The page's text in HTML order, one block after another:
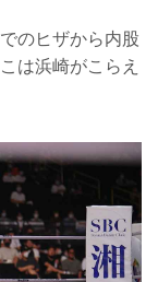
のヒザから内股
は浜崎がこらえ